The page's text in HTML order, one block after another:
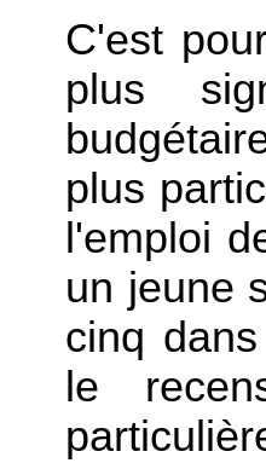
C'est
plus
plus
l'emploi
un jeune
cinq
le